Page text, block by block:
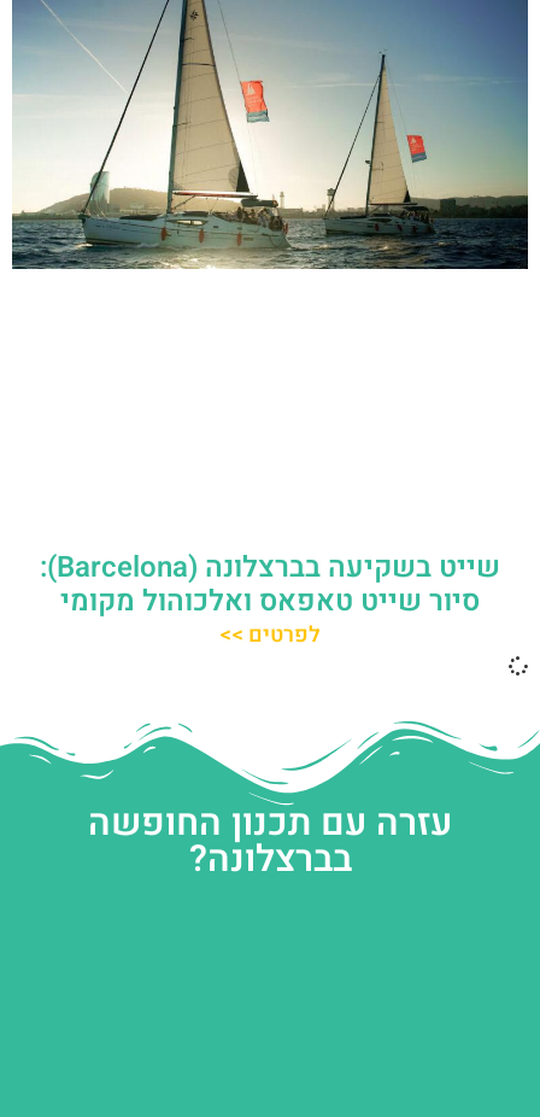
שייט בשקיעה בברצלונה (Barcelona):
סיור שייט טאפאס ואלכוהול מקומי
לפרטים >>
עזרה עם תכנון החופשה
בברצלונה?